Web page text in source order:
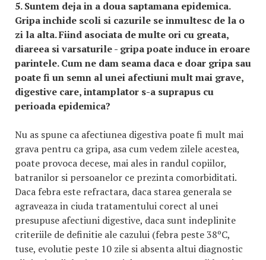
5. Suntem deja in a doua saptamana epidemica.
Gripa inchide scoli si cazurile se inmultesc de la o
zi la alta. Fiind asociata de multe ori cu greata,
diareea si varsaturile - gripa poate induce in eroare
parintele. Cum ne dam seama daca e doar gripa sau
poate fi un semn al unei afectiuni mult mai grave,
digestive care, intamplator s-a suprapus cu
perioada epidemica?
Nu as spune ca afectiunea digestiva poate fi mult mai
grava pentru ca gripa, asa cum vedem zilele acestea,
poate provoca decese, mai ales in randul copiilor,
batranilor si persoanelor ce prezinta comorbiditati.
Daca febra este refractara, daca starea generala se
agraveaza in ciuda tratamentului corect al unei
presupuse afectiuni digestive, daca sunt indeplinite
criteriile de definitie ale cazului (febra peste 38ºC,
tuse, evolutie peste 10 zile si absenta altui diagnostic